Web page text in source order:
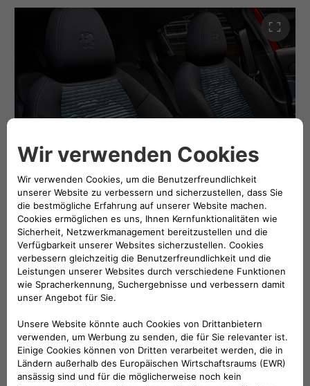
dynamischen Kombination aus Leder und Alcantara
angeboten, die Stil und Modernität unterstreicht.
ICONA-Interieur–Der Innenraumstil Icona
verfügt über innovative schwarz-blaue Stoffsitze mit
fesselndem Camo-Effekt und mit dem Markenemblem
des Biscione als Zierelement.